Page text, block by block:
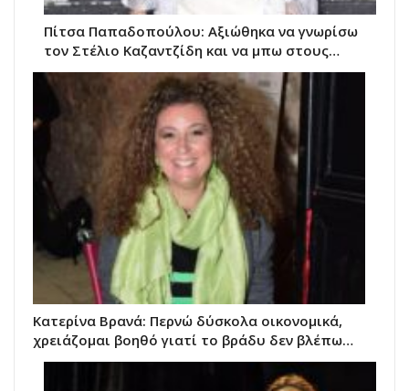
Πίτσα Παπαδοπούλου: Αξιώθηκα να γνωρίσω
τον Στέλιο Καζαντζίδη και να μπω στους…
Κατερίνα Βρανά: Περνώ δύσκολα οικονομικά,
χρειάζομαι βοηθό γιατί το βράδυ δεν βλέπω…